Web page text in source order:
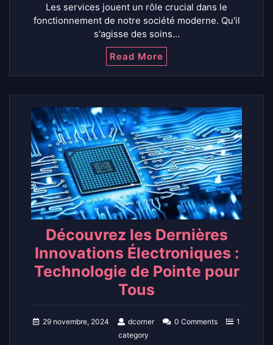
Les services jouent un rôle crucial dans le
fonctionnement de notre société moderne. Qu'il
s'agisse des soins…
Read More
Découvrez les Dernières
Innovations Électroniques :
Technologie de Pointe pour
Tous
29 novembre, 2024 dcorner 0 Comments
1
category